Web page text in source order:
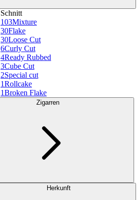
Schnitt
103Mixture
30Flake
30Loose Cut
6Curly Cut
4Ready Rubbed
3Cube Cut
2Special cut
1Rollcake
1Broken Flake
Zigarren
Herkunft